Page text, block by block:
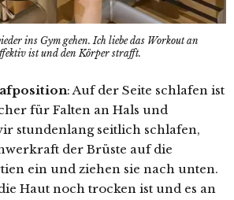
ins Gym gehen. Ich liebe das Workout an
ist und den Körper strafft.
: Auf der Seite schlafen ist
für Falten an Hals und
stundenlang seitlich schlafen,
der Brüste auf die
ein und ziehen sie nach unten.
Haut noch trocken ist und es an